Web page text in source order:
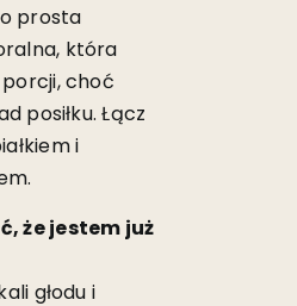
prosta
która
choć
posiłku. Łącz
i
że jestem już
głodu i